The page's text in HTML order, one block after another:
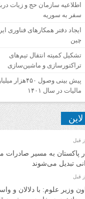
اطلاعیه‌ سازمان حج و زیات
سفر به سوریه
ایجاد دفتر همکارهای فناوری
چین
تشکیل کمیته انتقال تیم‌های
تراکتورسازی و ماشین‌سازی
پیش بینی وصول
مالیات در سال ۱۴۰۱
لاین
پاکستان به مسیر صادرات
تبدیل می‌شوند
وزیر علوم: با دلالان و